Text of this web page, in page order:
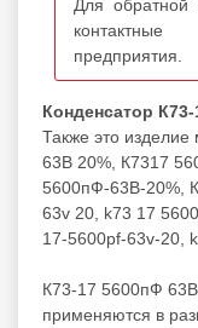
Для обратной
предприятия.
Конденсатор
Также это
63В 20%, К7317
5600пФ-63В-20%,
63v 20, k73 17
17-5600pf-63v-20,
К73-17 5600пФ
применяются в